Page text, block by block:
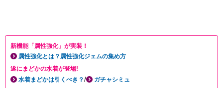
新機能「属性強化」が実装！
属性強化とは？属性強化ジェムの集め方
遂にまどかの水着が登場!
水着まどかは引くべき？/
ガチャシミュ